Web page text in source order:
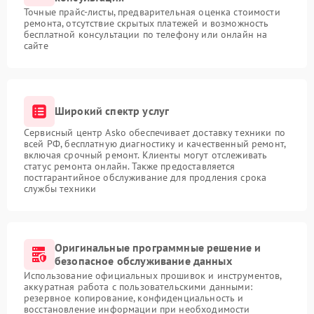
Точные прайс-листы, предварительная оценка стоимости
ремонта, отсутствие скрытых платежей и возможность
бесплатной консультации по телефону или онлайн на
сайте
Широкий спектр услуг
Сервисный центр Asko обеспечивает доставку техники по
всей РФ, бесплатную диагностику и качественный ремонт,
включая срочный ремонт. Клиенты могут отслеживать
статус ремонта онлайн. Также предоставляется
постгарантийное обслуживание для продления срока
службы техники
Оригинальные программные решение и
безопасное обслуживание данных
Использование официальных прошивок и инструментов,
аккуратная работа с пользовательскими данными:
резервное копирование, конфиденциальность и
восстановление информации при необходимости